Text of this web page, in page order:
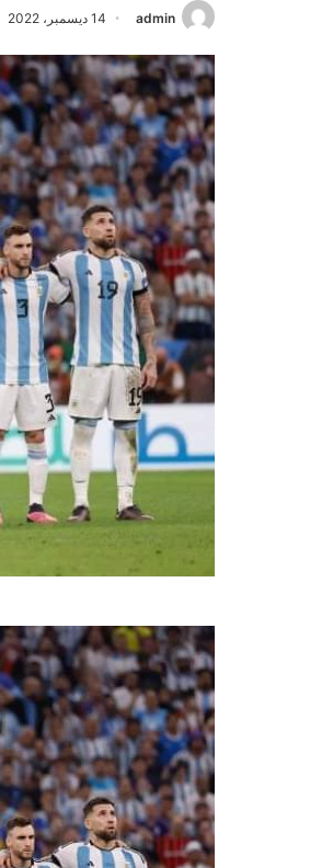
admin 14 ديسمبر، 2022